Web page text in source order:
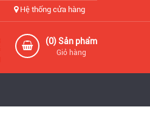
Hệ thống cửa hàng
(0) Sản phẩm
Giỏ hàng